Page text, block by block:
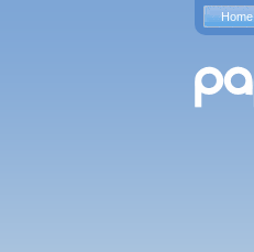
Home